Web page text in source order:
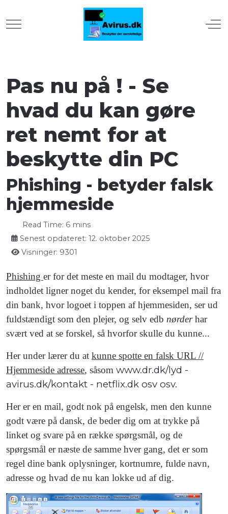
Mobile Menu Toggle
Pas nu på ! - Se
hvad du kan gøre
ret nemt for at
beskytte din PC
Phishing - betyder falsk
hjemmeside
Read Time: 6 mins
Senest opdateret: 12. oktober 2025
Visninger: 9301
Phishing er for det meste en mail du modtager, hvor
indholdet ligner noget du kender, for eksempel mail fra
din bank, hvor logoet i toppen af hjemmesiden, ser ud
fuldstændigt som den plejer, og selv edb nørderhar
svært ved at se forskel, så hvorfor skulle du kunne...
Her under lærer du at kunne spotte en falsk URL //
Hjemmeside adresse, såsom www.dr.dk/lyd -
avirus.dk/kontakt - netflix.dk osv osv.
Her er en mail, godt nok på engelsk, men den kunne
godt være på dansk, de beder dig om at trykke på
linket og svare på en række spørgsmål, og de
spørgsmål er næste de samme hver gang, det er som
regel dine bank oplysninger, kortnumre, fulde navn,
adresse og hvad de nu kan lokke ud af dig.